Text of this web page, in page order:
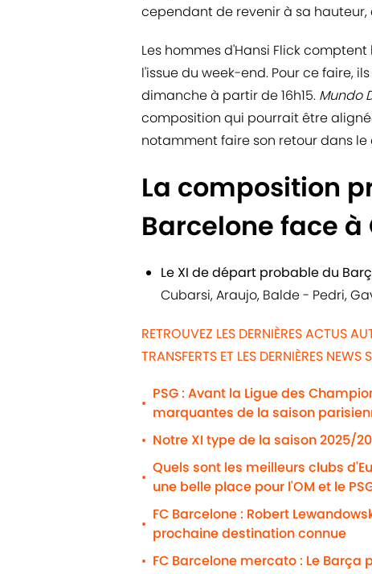
cependant de revenir à sa
Les hommes d'Hansi Flick
l'issue du week-end. Pour ce faire,
dimanche à partir de 16h15. Mundo
composition qui pourrait être
notamment faire son retour dans le
La composition
Barcelone face à
Le XI de départ probable du
Cubarsi, Araujo, Balde - Pedri,
RETROUVEZ LES DERNIÈRES ACTUS
TRANSFERTS ET LES DERNIÈRES
•
PSG : Avant la Ligue des
marquantes de la saison
• Notre XI type de la saison 2025/
•
Quels sont les meilleurs clubs
une belle place pour l'OM et le
•
FC Barcelone : Robert
prochaine destination connue
• FC Barcelone mercato : Le